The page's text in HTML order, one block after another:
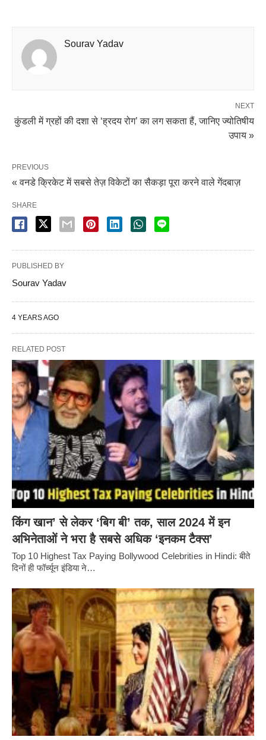
Sourav Yadav
NEXT
कुंडली में ग्रहों की दशा से ‘ह्रदय रोग’ का लग सकता हैं, जानिए ज्योतिषीय
उपाय »
PREVIOUS
« वनडे क्रिकेट में सबसे तेज़ विकेटों का सैकड़ा पूरा करने वाले गेंदबाज़
SHARE
PUBLISHED BY
Sourav Yadav
4 YEARS AGO
RELATED POST
किंग खान’ से लेकर ‘बिग बी’ तक, साल 2024 में इन
अभिनेताओं ने भरा है सबसे अधिक ‘इनकम टैक्स’
Top 10 Highest Tax Paying Bollywood Celebrities in Hindi: बीते
दिनों ही फॉर्च्यून इंडिया ने…